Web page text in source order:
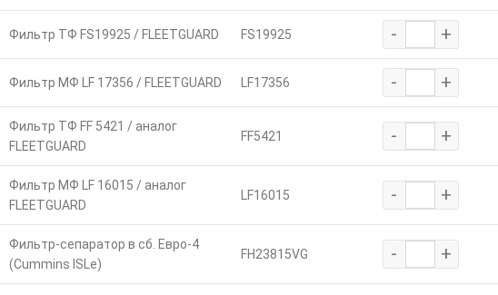
Фильтр ТФ FS19925 / FLEETGUARD FS19925 - +
Фильтр МФ LF 17356 / FLEETGUARD LF17356 - +
Фильтр ТФ FF 5421 / аналог
FLEETGUARD
FF5421 - +
Фильтр МФ LF 16015 / аналог
FLEETGUARD
LF16015 - +
Фильтр-сепаратор в сб. Евро-4
(Cummins ISLe)
FH23815VG - +